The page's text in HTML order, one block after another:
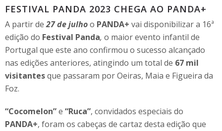
FESTIVAL PANDA 2023 CHEGA AO PANDA+
A partir de27 de julhoo PANDA+ vai disponibilizar a 16ª
edição do Festival Panda, o maior evento infantil de
Portugal que este ano confirmou o sucesso alcançado
nas edições anteriores, atingindo um total de 67 mil
visitantesque passaram por Oeiras, Maia e Figueira da
Foz.
“Cocomelon”e “Ruca”, convidados especiais do
PANDA+, foram os cabeças de cartaz desta edição que